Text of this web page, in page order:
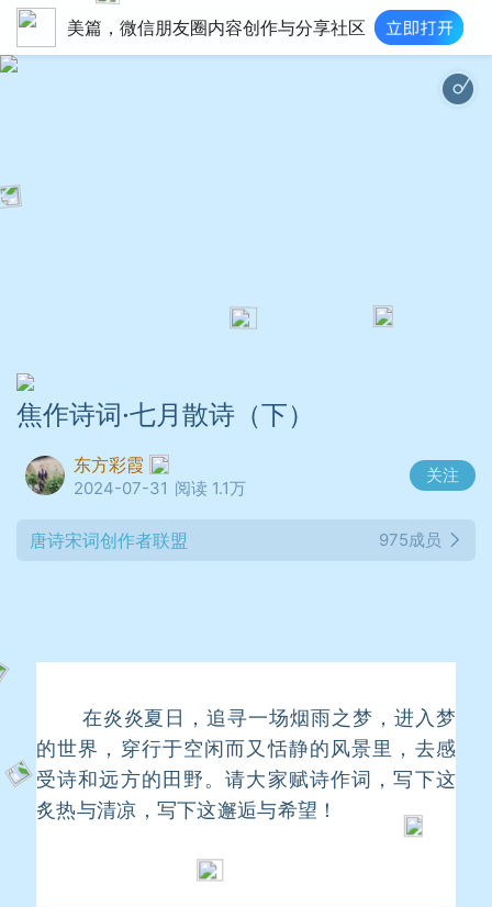
美篇，微信朋友圈内容创作与分享社区
焦作诗词·七月散诗（下）
东方彩霞
2024-07-31 阅读 1.1万
关注
唐诗宋词创作者联盟 975成员
在炎炎夏日，追寻一场烟雨之梦，进入梦
的世界，穿行于空闲而又恬静的风景里，去感
受诗和远方的田野。请大家赋诗作词，写下这
炙热与清凉，写下这邂逅与希望！